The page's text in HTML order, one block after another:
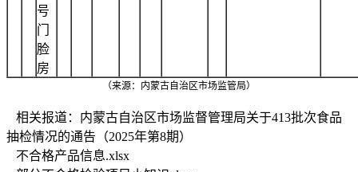
号
门
脸
房
（来源：内蒙古自治区市场监管局）
相关报道：内蒙古自治区市场监督管理局关于413批次食品
抽检情况的通告（2025年第8期）
不合格产品信息.xlsx